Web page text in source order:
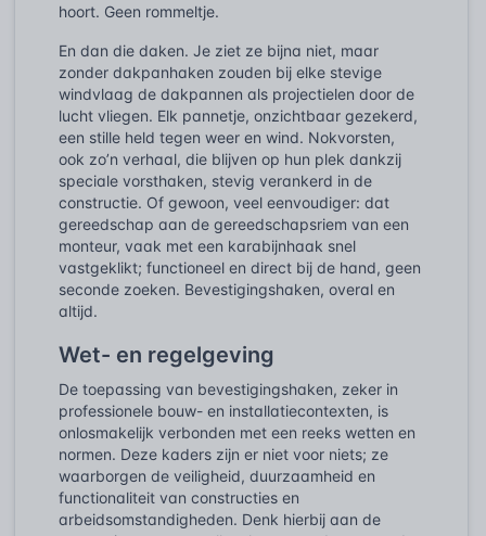
hoort. Geen rommeltje.
En dan die daken. Je ziet ze bijna niet, maar
zonder dakpanhaken zouden bij elke stevige
windvlaag de dakpannen als projectielen door de
lucht vliegen. Elk pannetje, onzichtbaar gezekerd,
een stille held tegen weer en wind. Nokvorsten,
ook zo’n verhaal, die blijven op hun plek dankzij
speciale vorsthaken, stevig verankerd in de
constructie. Of gewoon, veel eenvoudiger: dat
gereedschap aan de gereedschapsriem van een
monteur, vaak met een karabijnhaak snel
vastgeklikt; functioneel en direct bij de hand, geen
seconde zoeken. Bevestigingshaken, overal en
altijd.
Wet- en regelgeving
De toepassing van bevestigingshaken, zeker in
professionele bouw- en installatiecontexten, is
onlosmakelijk verbonden met een reeks wetten en
normen. Deze kaders zijn er niet voor niets; ze
waarborgen de veiligheid, duurzaamheid en
functionaliteit van constructies en
arbeidsomstandigheden. Denk hierbij aan de